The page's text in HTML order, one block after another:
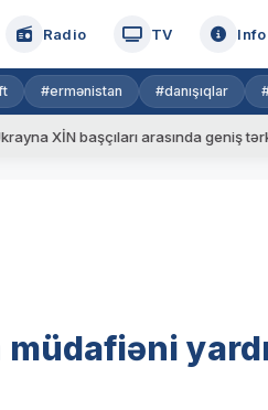
Radio TV Info
#ermənistan #danışıqlar
başçıları arasında geniş tərkibdə